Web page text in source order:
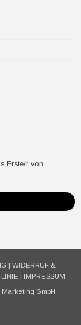
Erste/r von
| WIDERRUF &
| IMPRESSUM
GmbH